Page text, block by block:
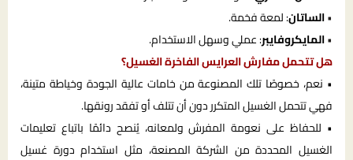
•الساتان: لمعة فخمة.
•المايكروفايبر: عملي وسهل الاستخدام.
هل تتحمل مفارش العرايس الفاخرة الغسيل؟
• نعم، خصوصًا تلك المصنوعة من خامات عالية الجودة وخياطة متينة،
فهي تتحمل الغسيل المتكرر دون أن تتلف أو تفقد رونقها.
• للحفاظ على نعومة المفرش ولمعانه، يُنصح دائمًا باتباع تعليمات
الغسيل المحددة من الشركة المصنعة، مثل استخدام دورة غسيل